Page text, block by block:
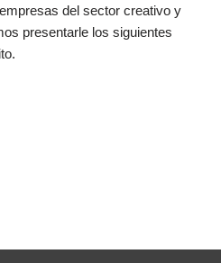
del sector creativo y
presentarle los siguientes